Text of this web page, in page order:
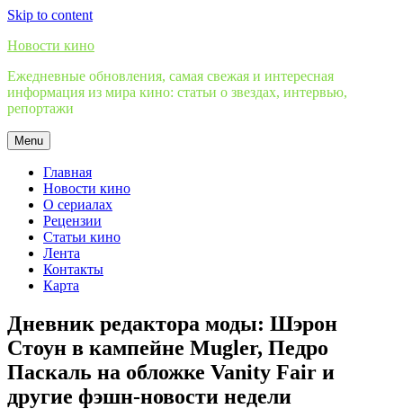
Skip to content
Новости кино
Ежедневные обновления, самая свежая и интересная
информация из мира кино: статьи о звездах, интервью,
репортажи
Menu
Главная
Новости кино
О сериалах
Рецензии
Статьи кино
Лента
Контакты
Карта
Дневник редактора моды: Шэрон
Стоун в кампейне Mugler, Педро
Паскаль на обложке Vanity Fair и
другие фэшн-новости недели